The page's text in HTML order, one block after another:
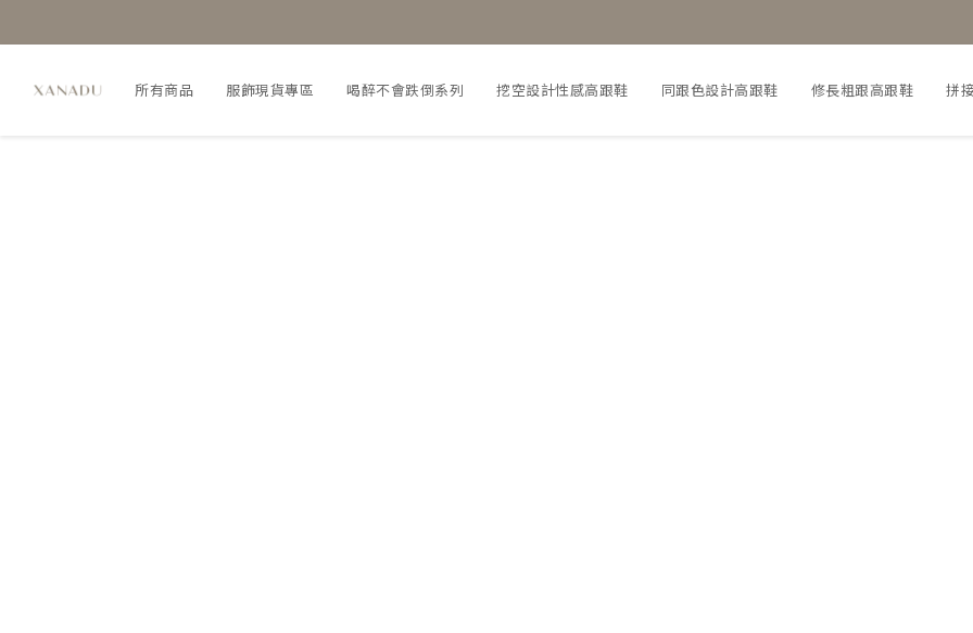
所有商品 服飾現貨專區 喝醉不會跌倒系列 挖空設計性感高跟鞋 同跟色設計高跟鞋 修長粗跟高跟鞋 拼